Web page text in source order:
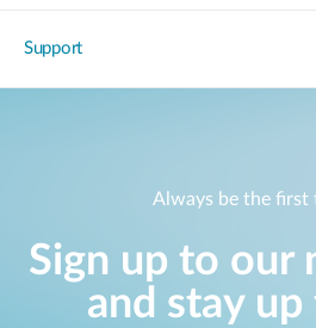
Support
Always be the first
Sign up to our
and stay